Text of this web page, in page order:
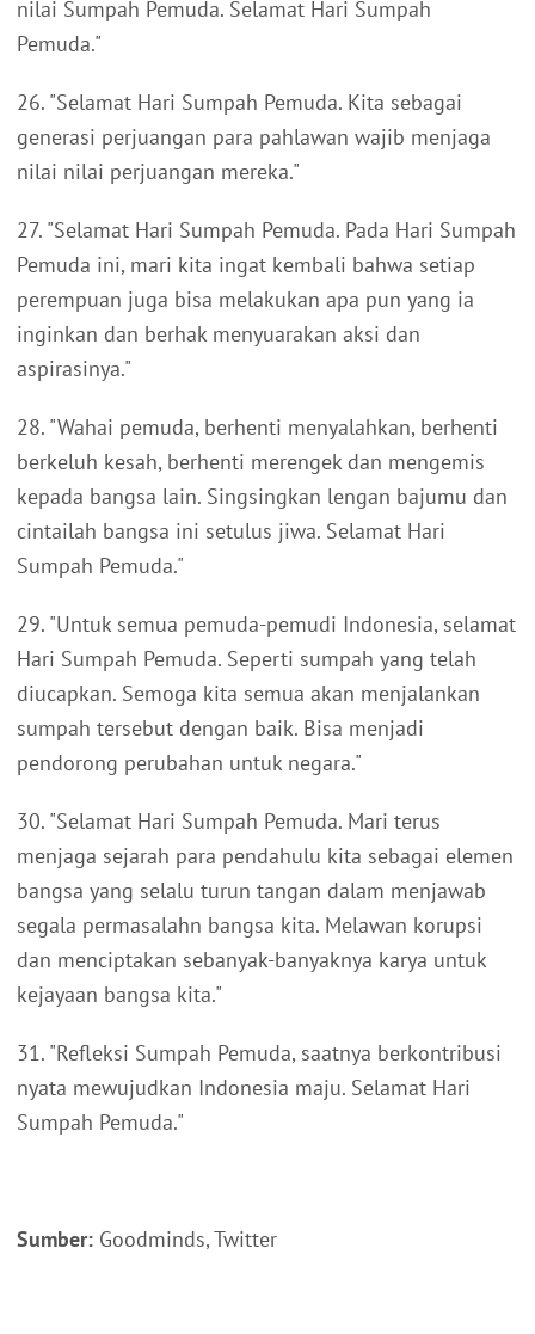
nilai Sumpah Pemuda. Selamat Hari Sumpah
Pemuda."
26. "Selamat Hari Sumpah Pemuda. Kita sebagai
generasi perjuangan para pahlawan wajib menjaga
nilai nilai perjuangan mereka."
27. "Selamat Hari Sumpah Pemuda. Pada Hari Sumpah
Pemuda ini, mari kita ingat kembali bahwa setiap
perempuan juga bisa melakukan apa pun yang ia
inginkan dan berhak menyuarakan aksi dan
aspirasinya."
28. "Wahai pemuda, berhenti menyalahkan, berhenti
berkeluh kesah, berhenti merengek dan mengemis
kepada bangsa lain. Singsingkan lengan bajumu dan
cintailah bangsa ini setulus jiwa. Selamat Hari
Sumpah Pemuda."
29. "Untuk semua pemuda-pemudi Indonesia, selamat
Hari Sumpah Pemuda. Seperti sumpah yang telah
diucapkan. Semoga kita semua akan menjalankan
sumpah tersebut dengan baik. Bisa menjadi
pendorong perubahan untuk negara."
30. "Selamat Hari Sumpah Pemuda. Mari terus
menjaga sejarah para pendahulu kita sebagai elemen
bangsa yang selalu turun tangan dalam menjawab
segala permasalahn bangsa kita. Melawan korupsi
dan menciptakan sebanyak-banyaknya karya untuk
kejayaan bangsa kita."
31. "Refleksi Sumpah Pemuda, saatnya berkontribusi
nyata mewujudkan Indonesia maju. Selamat Hari
Sumpah Pemuda."
Sumber: Goodminds, Twitter